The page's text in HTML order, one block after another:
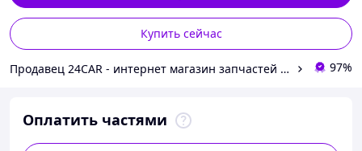
Купить сейчас
Продавец 24CAR - интернет магазин запчастей и аксессуаров 97%
Оплатить частями